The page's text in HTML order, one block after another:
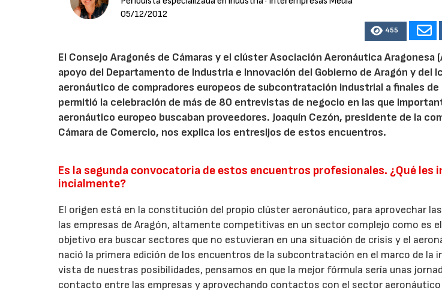
05/12/2012
455
El Consejo Aragonés de Cámaras y el clúster Asociación Aeronáutica Aragonesa
apoyo del Departamento de Industria e Innovación del Gobierno de Aragón y del
aeronáutico de compradores europeos de subcontratación industrial a finales
permitió la celebración de más de 80 entrevistas de negocio en las que
aeronáutico europeo buscaban proveedores. Joaquín Cezón, presidente de la
Cámara de Comercio, nos explica los entresijos de estos encuentros.
Es la segunda convocatoria de estos encuentros profesionales. ¿Qué les
incialmente?
El origen está en la constitución del propio clúster aeronáutico, para aprovechar
las empresas de Aragón, altamente competitivas en un sector complejo como es
objetivo era buscar sectores que no estuvieran en una situación de crisis y el
nació la primera edición de los encuentros de la subcontratación en el marco de la
vista de nuestras posibilidades, pensamos en que la mejor fórmula sería unas
contacto entre las empresas y aprovechando contactos con el sector aeronáutico
28/07/2026